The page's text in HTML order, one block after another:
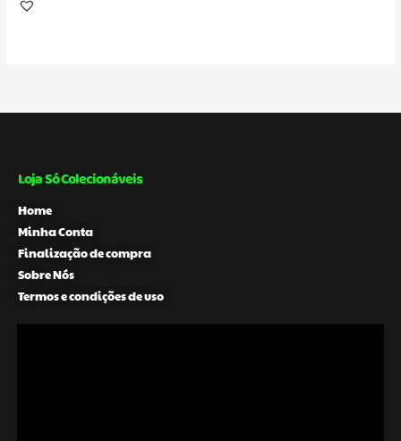
Loja Só Colecionáveis
Home
Minha Conta
Finalização de compra
Sobre Nós
Termos e condições de uso